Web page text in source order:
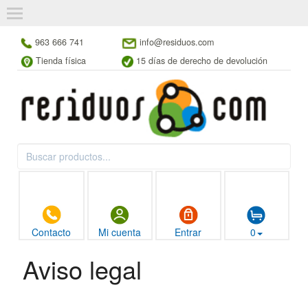
963 666 741
info@residuos.com
Tienda física
15 días de derecho de devolución
Contacto Mi cuenta Entrar 0
Aviso legal